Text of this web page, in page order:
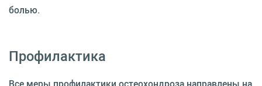
болью.
Профилактика